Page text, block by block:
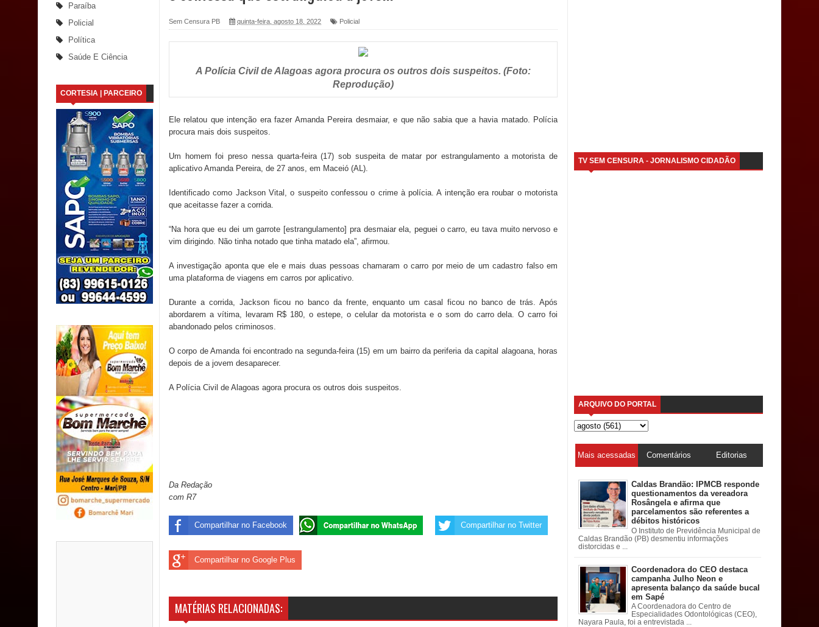
Saúde Bucal: Mais de 470 próteses dentárias já foram entregues pela Prefeitura de Sapé em 2026
Caldas Brandão: Tradicional Festa de Santana 2026 será neste sábado (25) e deve atrair grande público
Nota de pesar: Câmara de Marí lamenta a morte da ex-vereadora Neta do Sindicato
Prefeito Major Sidnei busca em Brasília recursos para nova Casa de Acolhida e CRAS de Sapé
Denise Ribeiro toma posse no Diretório Nacional do PDT durante Convenção em Brasília
Dois Gigantes da Poesia Paraibana inspiram a IV FEIRA LITERÁRIA DO BREJO em Guarabira
Vereador Davyd Matias reúne cerca de 200 lideranças em apoio à pré-candidatura de Denise Ribeiro à
Assembleia Legislativa
Mari marca presença no maior evento de saúde pública do planeta com foco na qualificação dos serviços do
SUS
MULUNGU: Servidora revela Perseguição na Gestão de Daniella Ribeiro e prática repudiável revolta
população
Caldas Brandão: IPMCB responde questionamentos da vereadora Rosângela e afirma que parcelamentos
são referentes a débitos históricos
Paraíba
Policial
Política
Saúde E Ciência
CORTESIA | PARCEIRO
Sem Censura PB quinta-feira, agosto 18, 2022 Policial
A Polícia Civil de Alagoas agora procura os outros dois suspeitos. (Foto:
Reprodução)
Ele relatou que intenção era fazer Amanda Pereira desmaiar, e que não sabia que a havia matado. Polícia
procura mais dois suspeitos.
Um homem foi preso nessa quarta-feira (17) sob suspeita de matar por estrangulamento a motorista de
aplicativo Amanda Pereira, de 27 anos, em Maceió (AL).
Identificado como Jackson Vital, o suspeito confessou o crime à polícia. A intenção era roubar o motorista
que aceitasse fazer a corrida.
“Na hora que eu dei um garrote [estrangulamento] pra desmaiar ela, peguei o carro, eu tava muito nervoso e
vim dirigindo. Não tinha notado que tinha matado ela”, afirmou.
A investigação aponta que ele e mais duas pessoas chamaram o carro por meio de um cadastro falso em
uma plataforma de viagens em carros por aplicativo.
Durante a corrida, Jackson ficou no banco da frente, enquanto um casal ficou no banco de trás. Após
abordarem a vítima, levaram R$ 180, o estepe, o celular da motorista e o som do carro dela. O carro foi
abandonado pelos criminosos.
O corpo de Amanda foi encontrado na segunda-feira (15) em um bairro da periferia da capital alagoana, horas
depois de a jovem desaparecer.
A Polícia Civil de Alagoas agora procura os outros dois suspeitos.
Da Redação
com R7
Compartilhar no Facebook Compartilhar no Twitter
Compartilhar no Google Plus
MATÉRIAS RELACIONADAS:
TV SEM CENSURA - JORNALISMO CIDADÃO
ARQUIVO DO PORTAL
Mais acessadas Comentários Editorias
Caldas Brandão: IPMCB responde
questionamentos da vereadora
Rosângela e afirma que
parcelamentos são referentes a
débitos históricos
O Instituto de Previdência Municipal de
Caldas Brandão (PB) desmentiu informações
distorcidas e ...
Coordenadora do CEO destaca
campanha Julho Neon e
apresenta balanço da saúde bucal
em Sapé
A Coordenadora do Centro de
Especialidades Odontológicas (CEO),
Nayara Paula, foi a entrevistada ...